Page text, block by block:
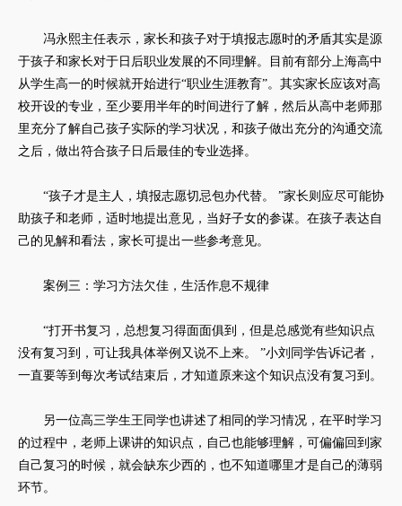
冯永熙主任表示，家长和孩子对于填报志愿时的矛盾其实是源
于孩子和家长对于日后职业发展的不同理解。目前有部分上海高中
从学生高一的时候就开始进行“职业生涯教育”。其实家长应该对高
校开设的专业，至少要用半年的时间进行了解，然后从高中老师那
里充分了解自己孩子实际的学习状况，和孩子做出充分的沟通交流
之后，做出符合孩子日后最佳的专业选择。
“孩子才是主人，填报志愿切忌包办代替。 ”家长则应尽可能协
助孩子和老师，适时地提出意见，当好子女的参谋。在孩子表达自
己的见解和看法，家长可提出一些参考意见。
案例三：学习方法欠佳，生活作息不规律
“打开书复习，总想复习得面面俱到，但是总感觉有些知识点
没有复习到，可让我具体举例又说不上来。 ”小刘同学告诉记者，
一直要等到每次考试结束后，才知道原来这个知识点没有复习到。
另一位高三学生王同学也讲述了相同的学习情况，在平时学习
的过程中，老师上课讲的知识点，自己也能够理解，可偏偏回到家
自己复习的时候，就会缺东少西的，也不知道哪里才是自己的薄弱
环节。